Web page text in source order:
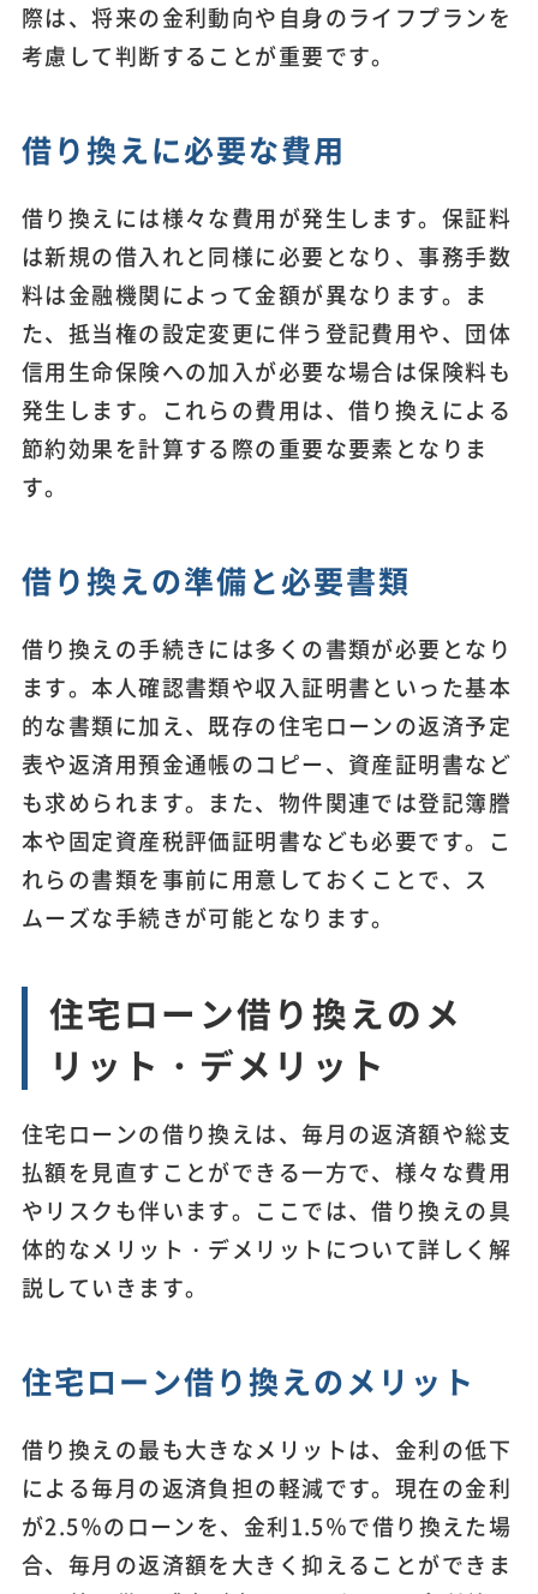
際は、将来の金利動向や自身のライフプランを
考慮して判断することが重要です。
借り換えに必要な費用
借り換えには様々な費用が発生します。保証料
は新規の借入れと同様に必要となり、事務手数
料は金融機関によって金額が異なります。ま
た、抵当権の設定変更に伴う登記費用や、団体
信用生命保険への加入が必要な場合は保険料も
発生します。これらの費用は、借り換えによる
節約効果を計算する際の重要な要素となりま
す。
借り換えの準備と必要書類
借り換えの手続きには多くの書類が必要となり
ます。本人確認書類や収入証明書といった基本
的な書類に加え、既存の住宅ローンの返済予定
表や返済用預金通帳のコピー、資産証明書など
も求められます。また、物件関連では登記簿謄
本や固定資産税評価証明書なども必要です。こ
れらの書類を事前に用意しておくことで、ス
ムーズな手続きが可能となります。
住宅ローン借り換えのメ
リット・デメリット
住宅ローンの借り換えは、毎月の返済額や総支
払額を見直すことができる一方で、様々な費用
やリスクも伴います。ここでは、借り換えの具
体的なメリット・デメリットについて詳しく解
説していきます。
住宅ローン借り換えのメリット
借り換えの最も大きなメリットは、金利の低下
による毎月の返済負担の軽減です。現在の金利
が2.5％のローンを、金利1.5％で借り換えた場
合、毎月の返済額を大きく抑えることができま